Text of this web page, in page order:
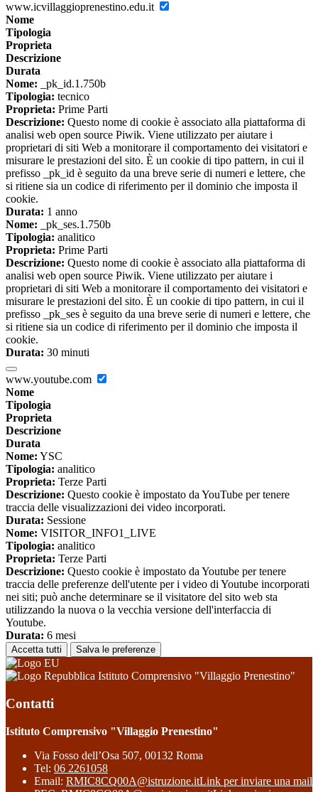
www.icvillaggioprenestino.edu.it
Nome
Tipologia
Proprieta
Descrizione
Durata
Nome: _pk_id.1.750b
Tipologia: tecnico
Proprieta: Prime Parti
Descrizione: Questo nome di cookie è associato alla piattaforma di
analisi web open source Piwik. Viene utilizzato per aiutare i
proprietari di siti Web a monitorare il comportamento dei visitatori e
misurare le prestazioni del sito. È un cookie di tipo pattern, in cui il
prefisso _pk_id è seguito da una breve serie di numeri e lettere, che
si ritiene sia un codice di riferimento per il dominio che imposta il
cookie.
Durata: 1 anno
Nome: _pk_ses.1.750b
Tipologia: analitico
Proprieta: Prime Parti
Descrizione: Questo nome di cookie è associato alla piattaforma di
analisi web open source Piwik. Viene utilizzato per aiutare i
proprietari di siti Web a monitorare il comportamento dei visitatori e
misurare le prestazioni del sito. È un cookie di tipo pattern, in cui il
prefisso _pk_ses è seguito da una breve serie di numeri e lettere, che
si ritiene sia un codice di riferimento per il dominio che imposta il
cookie.
Durata: 30 minuti
www.youtube.com
Nome
Tipologia
Proprieta
Descrizione
Durata
Nome: YSC
Tipologia: analitico
Proprieta: Terze Parti
Descrizione: Questo cookie è impostato da YouTube per tenere
traccia delle visualizzazioni dei video incorporati.
Durata: Sessione
Nome: VISITOR_INFO1_LIVE
Tipologia: analitico
Proprieta: Terze Parti
Descrizione: Questo cookie è impostato da Youtube per tenere
traccia delle preferenze dell'utente per i video di Youtube incorporati
nei siti; può anche determinare se il visitatore del sito web sta
utilizzando la nuova o la vecchia versione dell'interfaccia di
Youtube.
Durata: 6 mesi
Accetta tutti Salva le preferenze
Istituto Comprensivo "Villaggio Prenestino"
Contatti
Istituto Comprensivo "Villaggio Prenestino"
Via Fosso dell’Osa 507, 00132 Roma
Tel: 06 2261058
Email: RMIC8CQ00A@istruzione.itLink per inviare una mail